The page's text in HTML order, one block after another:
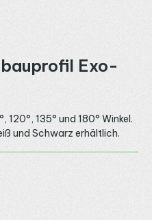
Exo-
120°, 135° und 180° Winkel.
und Schwarz erhältlich.